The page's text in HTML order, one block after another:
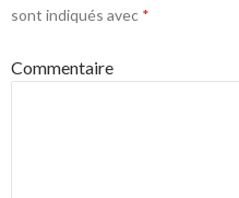
sont indiqués avec *
Commentaire